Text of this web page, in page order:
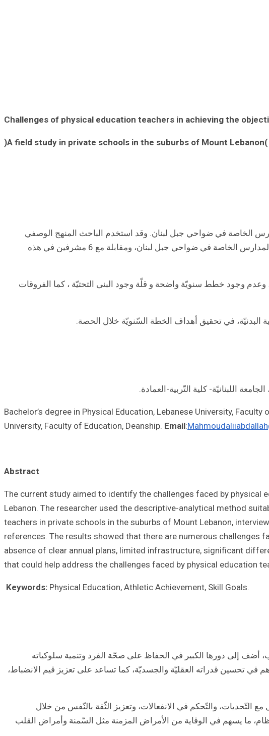
Challenges of physical education teachers in achieving the
)A field study in private schools in the suburbs of Mount Lebanon(
الخاصة في ضواحي جبل لبنان. وقد استخدم الباحث المنهج الوصفي
التّحليلي الذي يتناسب مع طبيعة الدِّراسة، وقد تكونت الدِّراسة من 3 أدوات وهي الإستبانة التي تمثلت من 30 معلم في المدارس الخاصة في ضواحي جبل لبنان، ومقابلة مع 6 مشرفين في هذه
وعدم وجود خطط سنويّة واضحة و قلّة وجود البنى التحتيّة ، كما الفروقات
البدنيّة، في تحقيق أهداف الخطة السّنويّة خلال الحصة.
اللبنانيّة- كلية التّربية-العمادة.
Bachelor’s degree in Physical Education, Lebanese University,
University, Faculty of Education, Deanship. Email:
Abstract
The current study aimed to identify the challenges faced by physical
Lebanon. The researcher used the descriptive-analytical method
teachers in private schools in the suburbs of Mount Lebanon,
references. The results showed that there are numerous challenges
absence of clear annual plans, limited infrastructure, significant
that could help address the challenges faced by physical education
Keywords: Physical Education, Athletic Achievement, Skill Goals.
أضف إلى دورها الكبير في الحفاظ على صحّة الفرد وتنمية سلوكياته
في تحسين قدراته العقليّة والجسديّة، كما تساعد على تعزيز قيم الانضباط،
مع التّحديات، والتّحكم في الانفعالات، وتعزيز الثّقة بالنّفس من خلال
ما يسهم في الوقاية من الأمراض المزمنة مثل السّمنة وأمراض القلب